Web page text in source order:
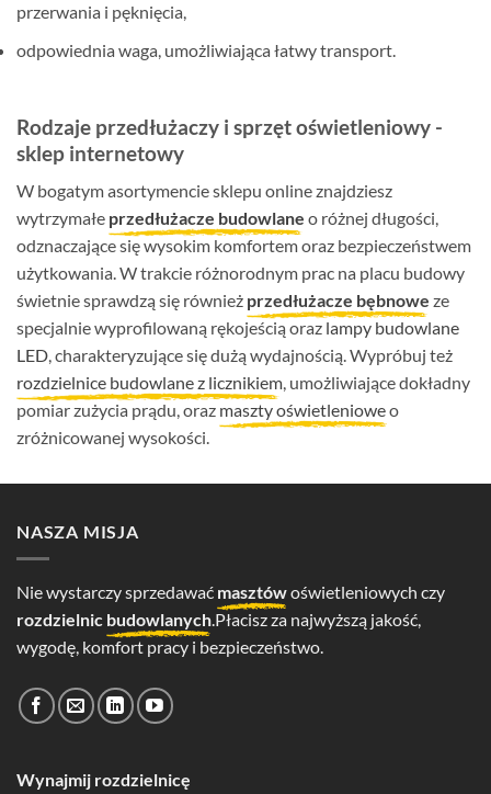
przerwania i pęknięcia,
odpowiednia waga, umożliwiająca łatwy transport.
Rodzaje przedłużaczy i sprzęt oświetleniowy -
sklep internetowy
W bogatym asortymencie sklepu online znajdziesz
wytrzymałe przedłużacze budowlane o różnej długości,
odznaczające się wysokim komfortem oraz bezpieczeństwem
użytkowania. W trakcie różnorodnym prac na placu budowy
świetnie sprawdzą się również przedłużacze bębnowe ze
specjalnie wyprofilowaną rękojeścią oraz lampy budowlane
LED, charakteryzujące się dużą wydajnością. Wypróbuj też
rozdzielnice budowlane z licznikiem, umożliwiające dokładny
pomiar zużycia prądu, oraz maszty oświetlenioweo
zróżnicowanej wysokości.
NASZA MISJA
Nie wystarczy sprzedawać masztówoświetleniowych czy
rozdzielnic budowlanych .Płacisz za najwyższą jakość,
wygodę, komfort pracy i bezpieczeństwo.
Wynajmij rozdzielnicę